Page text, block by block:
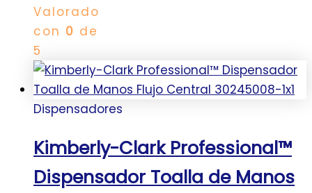
Valorado
con 0 de
5
Dispensadores
Kimberly-Clark Professional™
Dispensador Toalla de Manos